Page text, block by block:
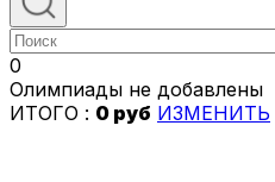
0
Олимпиады не добавлены
ИТОГО : 0 руб ИЗМЕНИТЬ